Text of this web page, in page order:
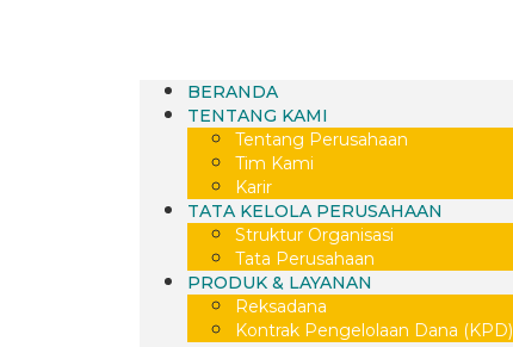
BERANDA
TENTANG KAMI
Tentang Perusahaan
Tim Kami
Karir
TATA KELOLA PERUSAHAAN
Struktur Organisasi
Tata Perusahaan
PRODUK & LAYANAN
Reksadana
Kontrak Pengelolaan Dana (KPD)